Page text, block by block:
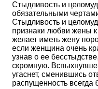
Стыдливость и
обязательными
Стыдливость и
признаки любви жены
желает иметь жену
если женщина очень
узнав о ее
скромную.
угаснет, сменившись
распущенность